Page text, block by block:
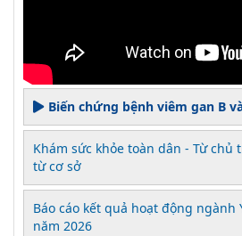
Biến chứng bệnh viêm gan B
Khám sức khỏe toàn dân - Từ
từ cơ sở
Báo cáo kết quả hoạt động ngành
năm 2026